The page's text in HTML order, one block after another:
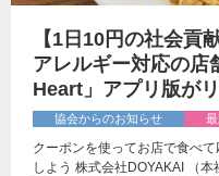
【1日10円の社会貢
アレルギー対応の
Heart」アプリ版が
協会からのお知らせ
クーポンを使ってお店で食べ
しよう 株式会社DOYAKAI （